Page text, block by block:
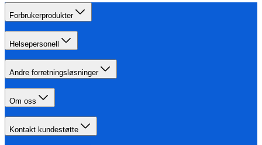
Forbrukerprodukter
Helsepersonell
Andre forretningsløsninger
Om oss
Kontakt kundestøtte